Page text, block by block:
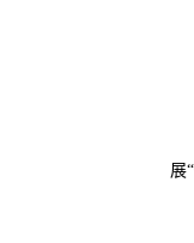
展